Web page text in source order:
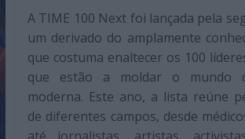
A TIME 100 Next foi lançada pela
um derivado do amplamente
que costuma enaltecer os 100
que estão a moldar o mundo
moderna. Este ano, a lista reúne
de diferentes campos, desde